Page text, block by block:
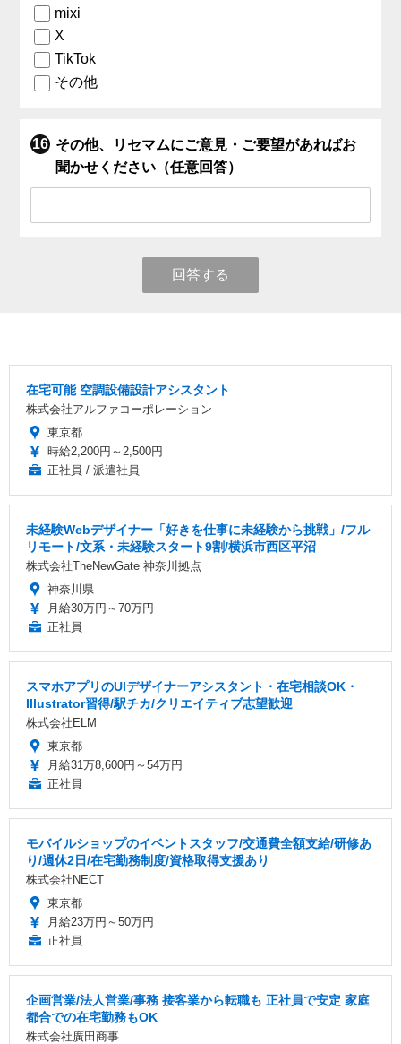
mixi
X
TikTok
その他
その他、リセマムにご意見・ご要望があればお
聞かせください（任意回答）
回答する
在宅可能 空調設備設計アシスタント
株式会社アルファコーポレーション
東京都
時給2,200円～2,500円
正社員 / 派遣社員
未経験Webデザイナー「好きを仕事に未経験から挑戦」/フル
リモート/文系・未経験スタート9割/横浜市西区平沼
株式会社TheNewGate 神奈川拠点
神奈川県
月給30万円～70万円
正社員
スマホアプリのUIデザイナーアシスタント・在宅相談OK・
Illustrator習得/駅チカ/クリエイティブ志望歓迎
株式会社ELM
東京都
月給31万8,600円～54万円
正社員
モバイルショップのイベントスタッフ/交通費全額支給/研修あ
り/週休2日/在宅勤務制度/資格取得支援あり
株式会社NECT
東京都
月給23万円～50万円
正社員
企画営業/法人営業/事務 接客業から転職も 正社員で安定 家庭
都合での在宅勤務もOK
株式会社廣田商事